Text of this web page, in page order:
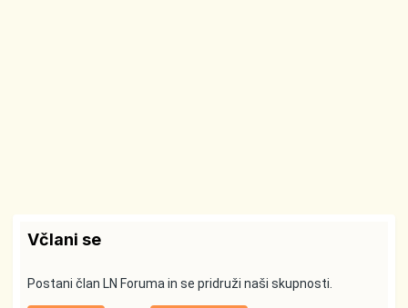
Včlani se
Postani član LN Foruma in se pridruži naši skupnosti.